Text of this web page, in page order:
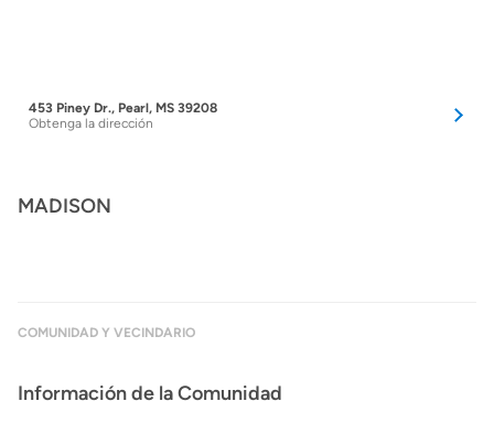
453 Piney Dr., Pearl, MS 39208
Obtenga la dirección
MADISON
COMUNIDAD Y VECINDARIO
Información de la Comunidad